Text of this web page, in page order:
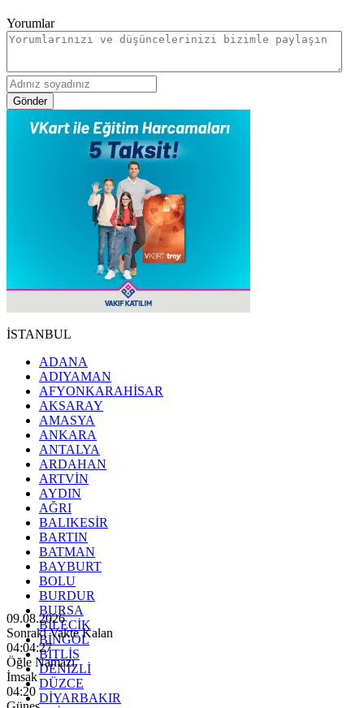
Yorumlar
Gönder
İSTANBUL
ADANA
ADIYAMAN
AFYONKARAHİSAR
AKSARAY
AMASYA
ANKARA
ANTALYA
ARDAHAN
ARTVİN
AYDIN
AĞRI
BALIKESİR
BARTIN
BATMAN
BAYBURT
BOLU
BURDUR
BURSA
BİLECİK
BİNGÖL
BİTLİS
DENİZLİ
DÜZCE
DİYARBAKIR
09.08.2026
Sonraki Vakte Kalan
04:04:26
Öğle Namazı
İmsak
04:20